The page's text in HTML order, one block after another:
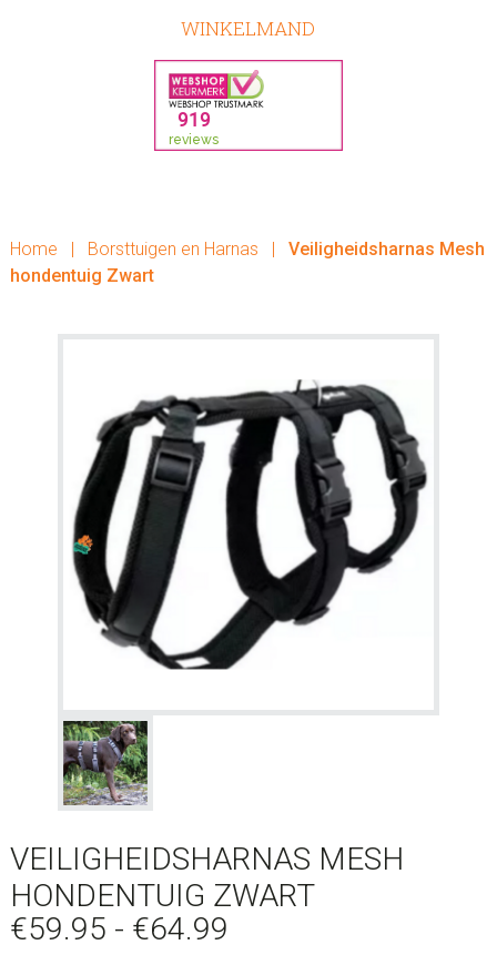
WINKELMAND
Home | Borsttuigen en Harnas |
Veiligheidsharnas Mesh
hondentuig Zwart
VEILIGHEIDSHARNAS MESH
HONDENTUIG ZWART
€59.95 - €64.99